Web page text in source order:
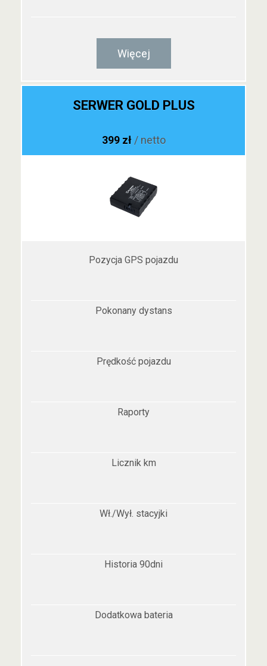
Więcej
SERWER GOLD PLUS
399 zł / netto
Pozycja GPS pojazdu
Pokonany dystans
Prędkość pojazdu
Raporty
Licznik km
Wł./Wył. stacyjki
Historia 90dni
Dodatkowa bateria